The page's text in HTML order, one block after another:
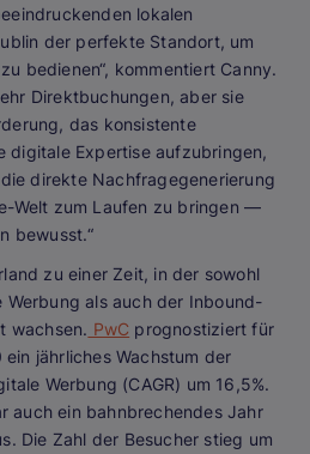
lokalen
der perfekte Standort, um
bedienen“, kommentiert Canny.
Direktbuchungen, aber sie
das konsistente
digitale Expertise aufzubringen,
direkte Nachfragegenerierung
Welt zum Laufen zu bringen —
bewusst.“
zu einer Zeit, in der sowohl
als auch der Inbound-
wachsen. PwC prognostiziert für
jährliches Wachstum der
Werbung (CAGR) um 16,5%.
auch ein bahnbrechendes Jahr
Die Zahl der Besucher stieg um